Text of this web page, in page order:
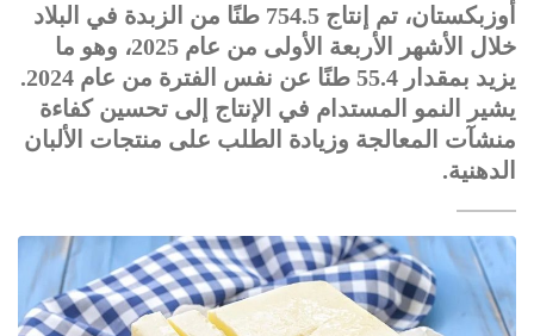
أوزبكستان، تم إنتاج 754.5 طنًا من الزبدة في البلاد
خلال الأشهر الأربعة الأولى من عام 2025، وهو ما
يزيد بمقدار 55.4 طنًا عن نفس الفترة من عام 2024.
يشير النمو المستدام في الإنتاج إلى تحسين كفاءة
منشآت المعالجة وزيادة الطلب على منتجات الألبان
الدهنية.